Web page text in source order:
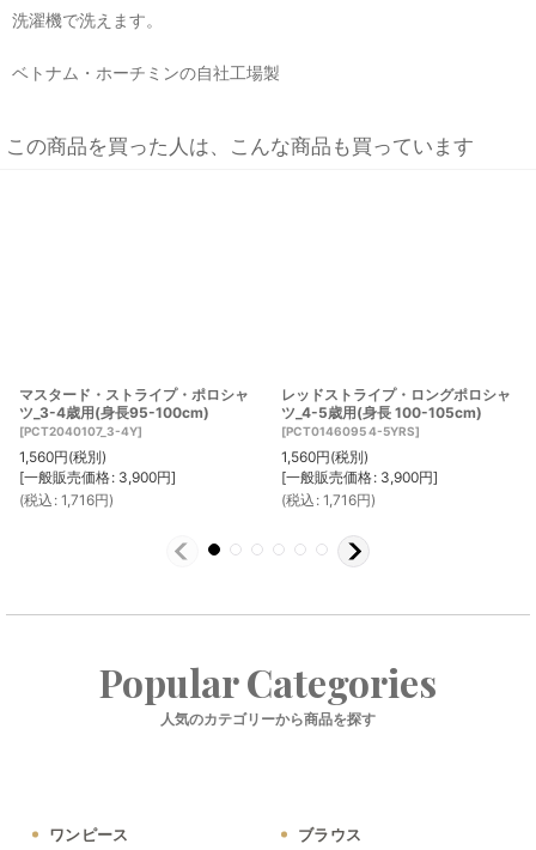
洗濯機で洗えます。
ベトナム・ホーチミンの自社工場製
この商品を買った人は、こんな商品も買っています
マスタード・ストライプ・ポロシャ
ツ_3-4歳用(身長95-100cm)
[PCT2040107_3-4Y]
1,560円(税別)
[一般販売価格: 3,900円]
(税込 : 1,716円)
レッドストライプ・ロングポロシャ
ツ_4-5歳用(身長 100-105cm)
[PCT0146095 4-5YRS]
1,560円(税別)
[一般販売価格: 3,900円]
(税込 : 1,716円)
Popular Categories
人気のカテゴリーから商品を探す
ワンピース ブラウス